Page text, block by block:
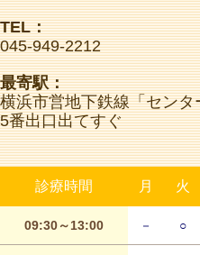
TEL：
045-949-2212
最寄駅：
横浜市営地下鉄線「センタ
5番出口出てすぐ
診療時間 月 火
09:30～13:00 － ○